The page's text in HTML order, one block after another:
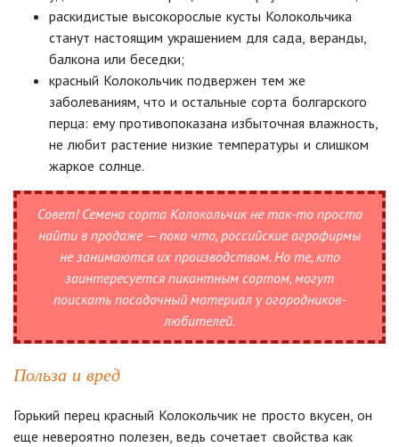
раскидистые высокорослые кусты Колокольчика
станут настоящим украшением для сада, веранды,
балкона или беседки;
красный Колокольчик подвержен тем же
заболеваниям, что и остальные сорта болгарского
перца: ему противопоказана избыточная влажность,
не любит растение низкие температуры и слишком
жаркое солнце.
Совет! Семена сорта Колокольчик не так-то просто
найти в продаже — пока что, российские агрофирмы
не занимаются их производством. Но те, кто
заинтересуется пикантным сортом, могут
поискать посадочный материал у огородников-
любителей.
Польза и вред
Горький перец красный Колокольчик не просто вкусен, он
еще невероятно полезен, ведь сочетает свойства как